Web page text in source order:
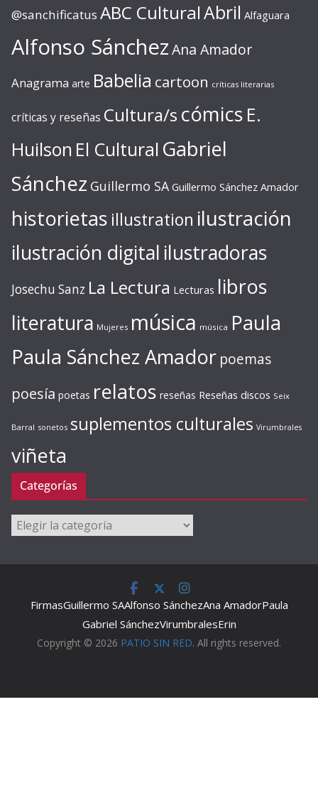
@sanchificatus ABC CulturalAbril Alfaguara
Alfonso SánchezAna Amador
Anagrama arte Babelia cartoon críticas literarias
críticas y reseñas Cultura/s cómics E.
Huilson El Cultural Gabriel
Sánchez Guillermo SA Guillermo Sánchez Amador
historietas illustration ilustración
ilustración digital ilustradoras
Josechu Sanz La Lectura Lecturas libros
literatura Mujeres música música Paula
Paula Sánchez Amador poemas
poesía poetas relatos reseñas Reseñas discos Seix
Barral sonetos suplementos culturales Virumbrales
viñeta
Categorías
Categorías
FirmasGuillermo SAAlfonso SánchezAna AmadorPaula
Gabriel SánchezVirumbralesErin
Copyright © 2026 PATIO SIN RED. All rights reserved.